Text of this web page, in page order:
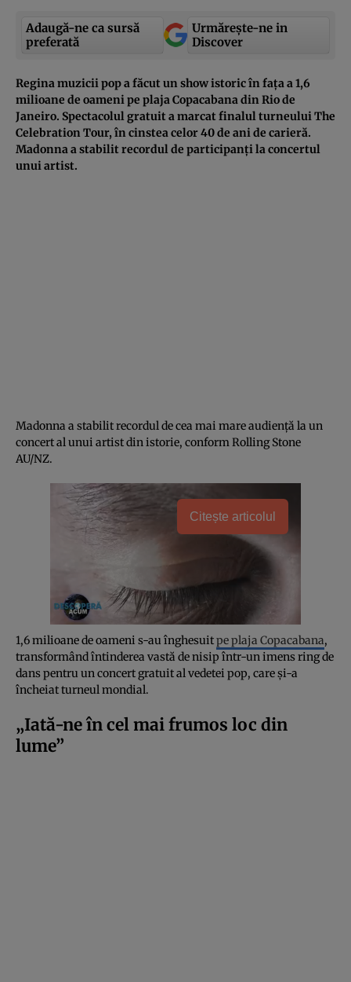
Adaugă-ne ca sursă
preferată
Urmărește-ne in
Discover
Regina muzicii pop a făcut un show istoric în fața a 1,6
milioane de oameni pe plaja Copacabana din Rio de
Janeiro. Spectacolul gratuit a marcat finalul turneului The
Celebration Tour, în cinstea celor 40 de ani de carieră.
Madonna a stabilit recordul de participanți la concertul
unui artist.
Madonna a stabilit recordul de cea mai mare audiență la un
concert al unui artist din istorie, conform Rolling Stone
AU/NZ.
Citește articolul
1,6 milioane de oameni s-au înghesuitpe plaja Copacabana,
transformând întinderea vastă de nisip într-un imens ring de
dans pentru un concert gratuit al vedetei pop, care și-a
încheiat turneul mondial.
„Iată-ne în cel mai frumos loc din
lume”